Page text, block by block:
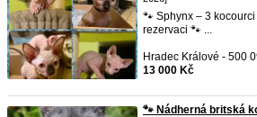
🐾 Sphynx – 3
rezervaci 🐾 ...
Hradec Králové - 500
13 000 Kč
​🐾 Nádherná britská